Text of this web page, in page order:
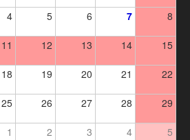
4 5 6 7 8
11 12 13 14 15
18 19 20 21 22
25 26 27 28 29
1 2 3 4 5